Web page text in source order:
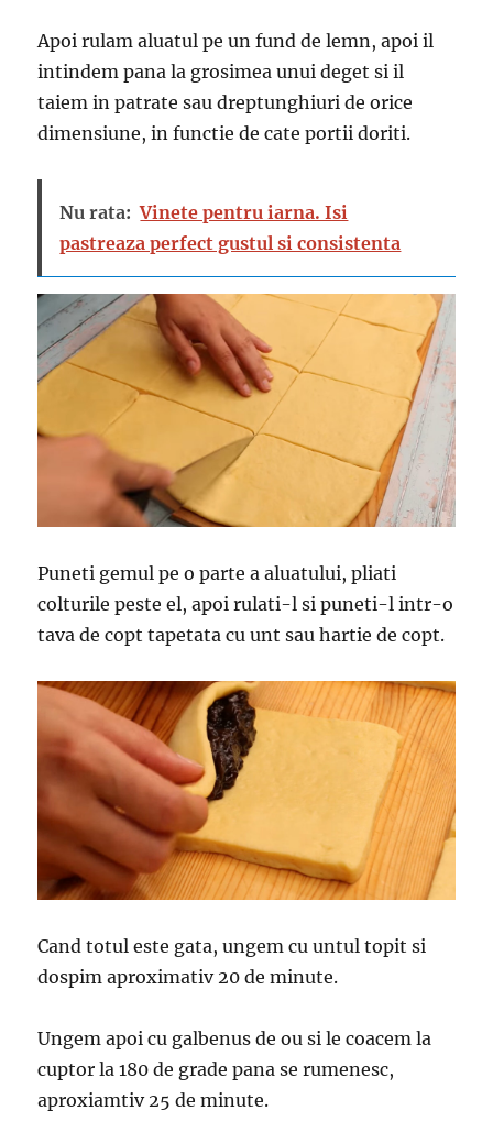
Apoi rulam aluatul pe un fund de lemn, apoi il
intindem pana la grosimea unui deget si il
taiem in patrate sau dreptunghiuri de orice
dimensiune, in functie de cate portii doriti.
Nu rata: Vinete pentru iarna. Isi
pastreaza perfect gustul si consistenta
Puneti gemul pe o parte a aluatului, pliati
colturile peste el, apoi rulati-l si puneti-l intr-o
tava de copt tapetata cu unt sau hartie de copt.
Cand totul este gata, ungem cu untul topit si
dospim aproximativ 20 de minute.
Ungem apoi cu galbenus de ou si le coacem la
cuptor la 180 de grade pana se rumenesc,
aproxiamtiv 25 de minute.